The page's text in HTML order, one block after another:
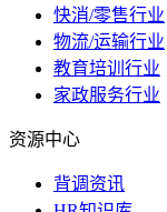
快消/零售行业
物流/运输行业
教育培训行业
家政服务行业
资源中心
背调资讯